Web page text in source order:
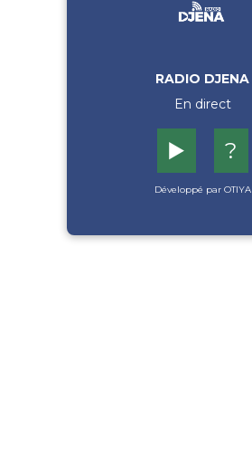
RADIO DJENA
En direct
▶️ ?
Développé par OTIYA